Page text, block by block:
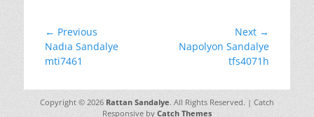
Yazı
gezinmesi
← Previous
Previous
post:
Nadıa Sandalye
mti7461
Next →
Napolyon Sandalye
tfs4071h
Copyright © 2026 Rattan Sandalye. All Rights Reserved. | Catch
Responsive by Catch Themes